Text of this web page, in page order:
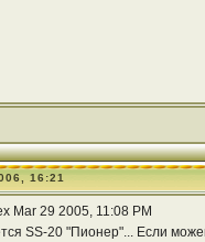
16:21
Mar 29 2005, 11:08 PM
SS-20 "Пионер"... Если